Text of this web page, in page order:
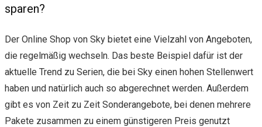
sparen?
Der Online Shop von Sky bietet eine Vielzahl von Angeboten,
die regelmäßig wechseln. Das beste Beispiel dafür ist der
aktuelle Trend zu Serien, die bei Sky einen hohen Stellenwert
haben und natürlich auch so abgerechnet werden. Außerdem
gibt es von Zeit zu Zeit Sonderangebote, bei denen mehrere
Pakete zusammen zu einem günstigeren Preis genutzt